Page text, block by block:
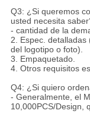
Q3: ¿Si queremos
usted necesita
- cantidad de la
2. Espec. detalladas
del logotipo o foto).
3. Empaquetado.
4. Otros requisitos
Q4: ¿Si quiero
- Generalmente, el
10,000PCS/Design,